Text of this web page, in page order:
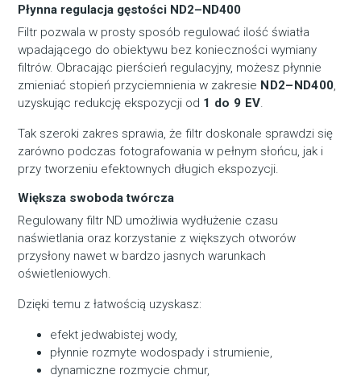
Płynna regulacja gęstości ND2–ND400
Filtr pozwala w prosty sposób regulować ilość światła
wpadającego do obiektywu bez konieczności wymiany
filtrów. Obracając pierścień regulacyjny, możesz płynnie
zmieniać stopień przyciemnienia w zakresie ND2–ND400,
uzyskując redukcję ekspozycji od 1 do 9 EV.
Tak szeroki zakres sprawia, że filtr doskonale sprawdzi się
zarówno podczas fotografowania w pełnym słońcu, jak i
przy tworzeniu efektownych długich ekspozycji.
Większa swoboda twórcza
Regulowany filtr ND umożliwia wydłużenie czasu
naświetlania oraz korzystanie z większych otworów
przysłony nawet w bardzo jasnych warunkach
oświetleniowych.
Dzięki temu z łatwością uzyskasz:
efekt jedwabistej wody,
płynnie rozmyte wodospady i strumienie,
dynamiczne rozmycie chmur,